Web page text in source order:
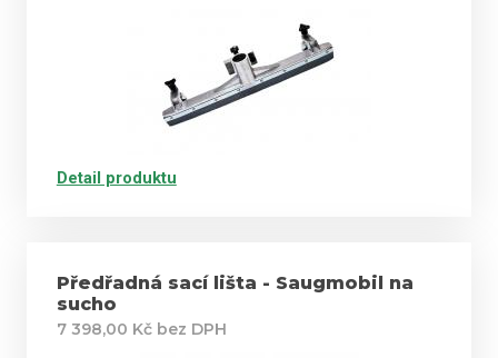
Detail produktu
Předřadná sací lišta - Saugmobil na
sucho
7 398,00 Kč bez DPH